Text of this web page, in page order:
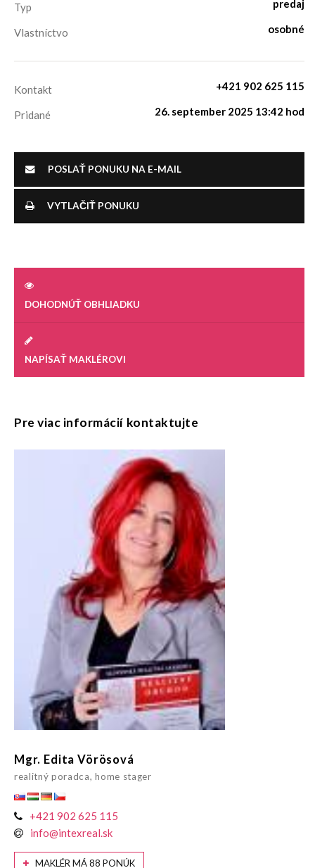
Typ predaj
Vlastníctvo osobné
Kontakt +421 902 625 115
Pridané 26. september 2025 13:42 hod
POSLAŤ PONUKU NA E-MAIL
VYTLAČIŤ PONUKU
DOHODNÚŤ OBHLIADKU
NAPÍSAŤ MAKLÉROVI
Pre viac informácií kontaktujte
Mgr. Edita Vörösová
realitný poradca, home stager
+421 902 625 115
info@intexreal.sk
MAKLÉR MÁ 88 PONÚK